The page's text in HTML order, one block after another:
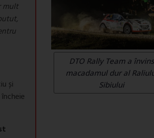
mult
și
DTO Rally Team a învins
macadamul dur al
Sibiului